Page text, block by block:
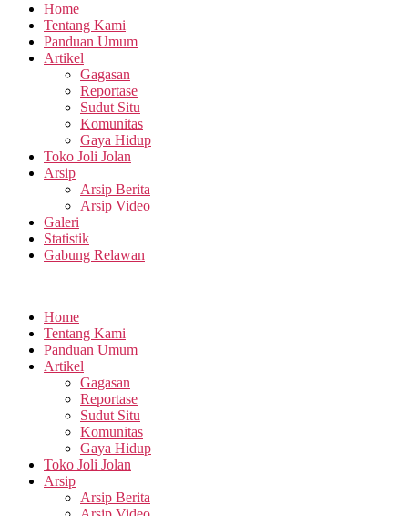
Home
Tentang Kami
Panduan Umum
Artikel
Gagasan
Reportase
Sudut Situ
Komunitas
Gaya Hidup
Toko Joli Jolan
Arsip
Arsip Berita
Arsip Video
Galeri
Statistik
Gabung Relawan
Home
Tentang Kami
Panduan Umum
Artikel
Gagasan
Reportase
Sudut Situ
Komunitas
Gaya Hidup
Toko Joli Jolan
Arsip
Arsip Berita